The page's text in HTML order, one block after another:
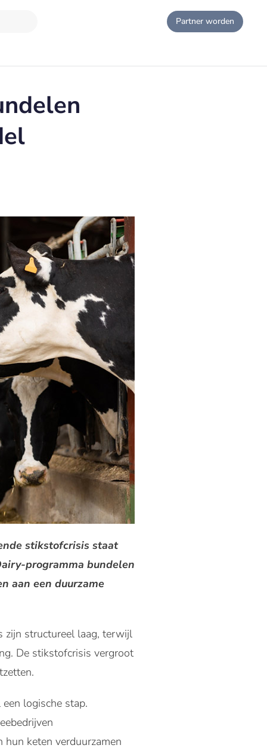
Partner worden
stikstofcrisis staat
programma bundelen
aan een duurzame
zijn structureel laag, terwijl
De stikstofcrisis vergroot
logische stap.
keten verduurzamen